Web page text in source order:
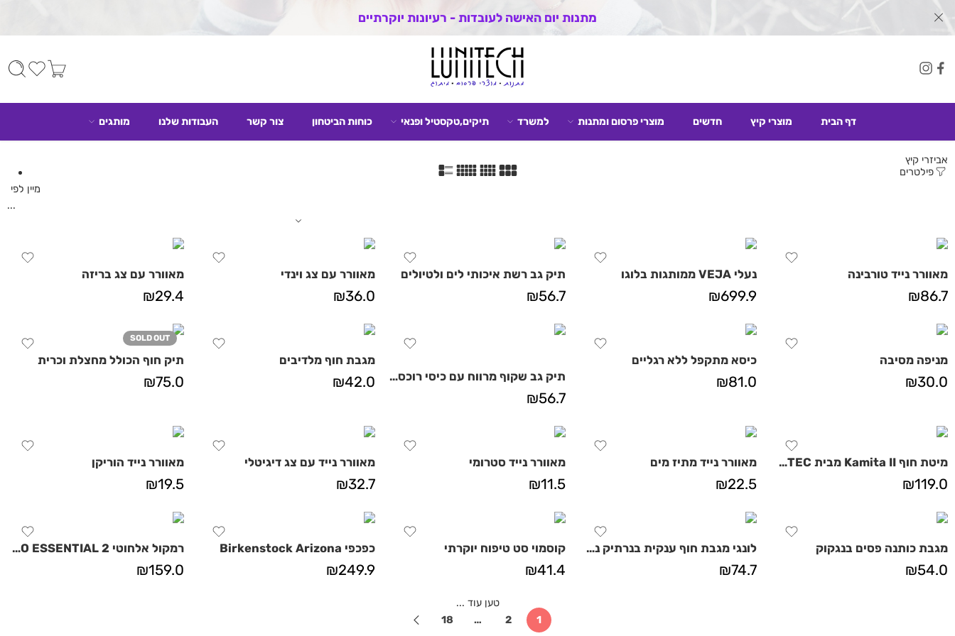
מתנות יום האישה לעובדות - רעיונות יוקרתיים
דף הבית מוצרי קיץ חדשים מוצרי פרסום ומתנות למשרד תיקים,טקסטיל ופנאי כוחות הביטחון צור קשר העבודות שלנו מותגים
אביזרי קיץ
פילטרים
מיין לפי
...
מאוורר נייד טורבינה
₪86.7
נעלי VEJA ממותגות בלוגו
₪699.9
תיק גב רשת איכותי לים ולטיולים
₪56.7
מאוורר עם צג וינדי
₪36.0
מאוורר עם צג בריזה
₪29.4
מניפה מסיבה
₪30.0
כיסא מתקפל ללא רגליים
₪81.0 תיק גב שקוף מרווח עם כיסי רוכסן לים, בריכה וטיולים
₪56.7
מגבת חוף מלדיבים
₪42.0
SOLD OUT
תיק חוף הכולל מחצלת וכרית
₪75.0
מיטת חוף Kamita II מבית AZTEC
₪119.0
מאוורר נייד מתיז מים
₪22.5
מאוורר נייד סטרומי
₪11.5
מאוורר נייד עם צג דיגיטלי
₪32.7
מאוורר נייד הוריקן
₪19.5
מגבת כותנה פסים בנגקוק
₪54.0
לונגי מגבת חוף ענקית בנרתיק נשיאה
₪74.7
קוסמוי סט טיפוח יוקרתי
₪41.4
כפכפי Birkenstock Arizona
₪249.9
רמקול אלחוטי JBL GO ESSENTIAL 2
₪159.0
טען עוד ...
1
2
…
18